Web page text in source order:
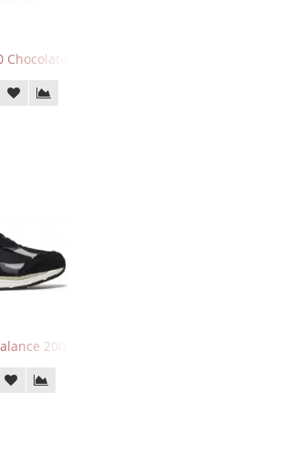
Brown
2002R Protection Pack Black Grey